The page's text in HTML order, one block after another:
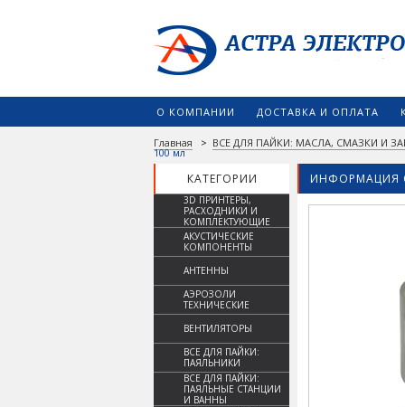
О КОМПАНИИ ДОСТАВКА И ОПЛАТА
Главная > ВСЕ ДЛЯ ПАЙКИ: МАСЛА, СМАЗКИ И
100 мл
КАТЕГОРИИ ИНФОРМАЦИЯ
3D ПРИНТЕРЫ,
РАСХОДНИКИ И
КОМПЛЕКТУЮЩИЕ
АКУСТИЧЕСКИЕ
КОМПОНЕНТЫ
АНТЕННЫ
АЭРОЗОЛИ
ТЕХНИЧЕСКИЕ
ВЕНТИЛЯТОРЫ
ВСЕ ДЛЯ ПАЙКИ:
ПАЯЛЬНИКИ
ВСЕ ДЛЯ ПАЙКИ:
ПАЯЛЬНЫЕ СТАНЦИИ
И ВАННЫ